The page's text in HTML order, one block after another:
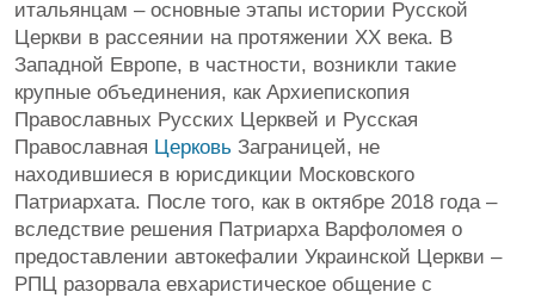
итальянцам – основные этапы истории Русской
Церкви в рассеянии на протяжении ХХ века. В
Западной Европе, в частности, возникли такие
крупные объединения, как Архиепископия
Православных Русских Церквей и Русская
Православная Церковь Заграницей, не
находившиеся в юрисдикции Московского
Патриархата. После того, как в октябре 2018 года –
вследствие решения Патриарха Варфоломея о
предоставлении автокефалии Украинской Церкви –
РПЦ разорвала евхаристическое общение с